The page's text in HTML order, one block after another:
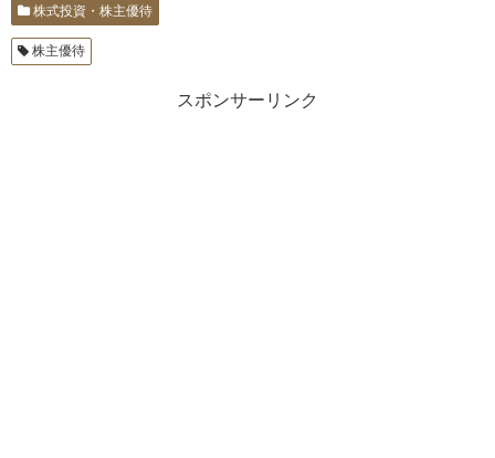
株式投資・株主優待
株主優待
スポンサーリンク